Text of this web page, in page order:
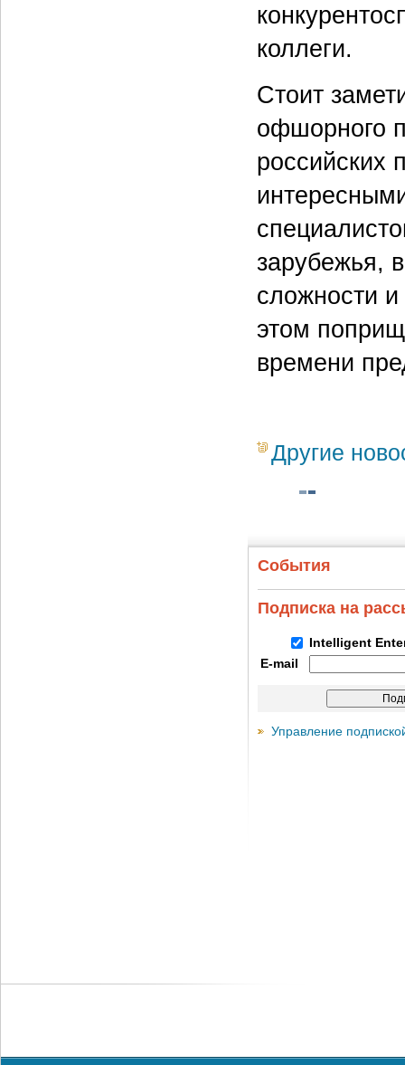
коллеги.
Стоит
офшорного
российских
зарубежья,
сложности и
этом
времени
Другие
События
Подписка на
Intelligent
E-mail
Управление